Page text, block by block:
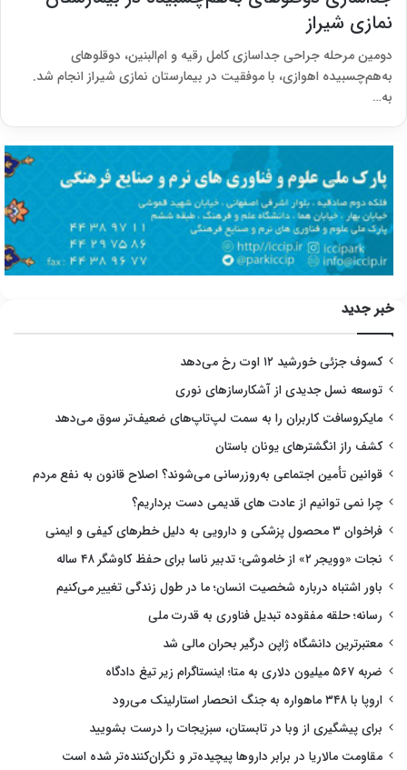
نمازی شیراز
دومین مرحله جراحی جداسازی کامل رقیه و ام‌البنین، دوقلوهای
به‌هم‌چسبیده اهوازی، با موفقیت در بیمارستان نمازی شیراز انجام شد.
به…
خبر جدید
کسوف جزئی خورشید ۱۲ اوت رخ می‌دهد
توسعه نسل جدیدی از آشکارسازهای نوری
مایکروسافت کاربران را به سمت لپ‌تاپ‌های ضعیف‌تر سوق می‌دهد
کشف راز انگشترهای یونان باستان
قوانین تأمین اجتماعی به‌روزرسانی می‌شوند؟ اصلاح قانون به نفع مردم
چرا نمی توانیم از عادت های قدیمی دست برداریم؟
فراخوان ۳ محصول پزشکی و دارویی به دلیل خطرهای کیفی و ایمنی
نجات «وویجر ۲» از خاموشی؛ تدبیر ناسا برای حفظ کاوشگر ۴۸ ساله
باور اشتباه درباره شخصیت انسان؛ ما در طول زندگی تغییر می‌کنیم
رسانه؛ حلقه مفقوده تبدیل فناوری به قدرت ملی
معتبرترین دانشگاه ژاپن درگیر بحران مالی شد
ضربه ۵۶۷ میلیون دلاری به متا؛ اینستاگرام زیر تیغ دادگاه
اروپا با ۳۴۸ ماهواره به جنگ انحصار استارلینک می‌رود
برای پیشگیری از وبا در تابستان، سبزیجات را درست بشویید
مقاومت مالاریا در برابر داروها پیچیده‌تر و نگران‌کننده‌تر شده است